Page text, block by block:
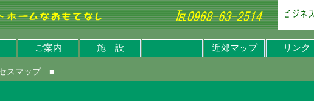
ご案内 施 設 近郊マップ リンク
スマップ ■